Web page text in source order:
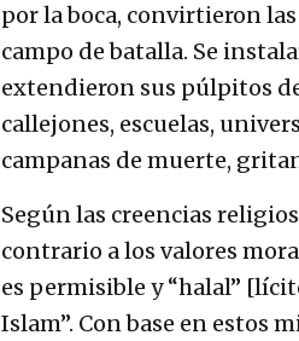
por la boca, convirtieron
campo de batalla. Se
extendieron sus púlpitos
callejones, escuelas,
campanas de muerte,
Según las creencias
contrario a los valores
es permisible y “halal”
Islam”. Con base en estos